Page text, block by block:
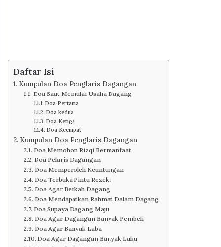
Daftar Isi
Kumpulan Doa Penglaris Dagangan
Doa Saat Memulai Usaha Dagang
Doa Pertama
Doa kedua
Doa Ketiga
Doa Keempat
Kumpulan Doa Penglaris Dagangan
Doa Memohon Rizqi Bermanfaat
Doa Pelaris Dagangan
Doa Memperoleh Keuntungan
Doa Terbuka Pintu Rezeki
Doa Agar Berkah Dagang
Doa Mendapatkan Rahmat Dalam Dagang
Doa Supaya Dagang Maju
Doa Agar Dagangan Banyak Pembeli
Doa Agar Banyak Laba
Doa Agar Dagangan Banyak Laku